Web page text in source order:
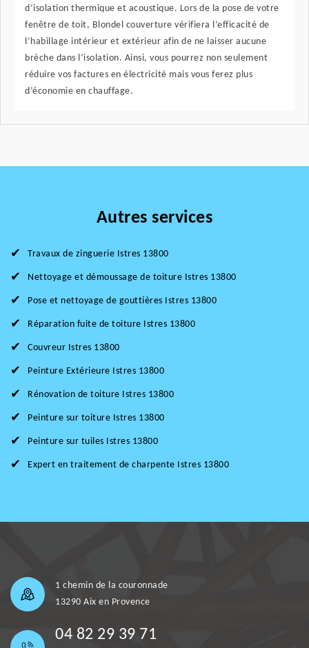
d’isolation thermique et acoustique. Lors de la pose de votre
fenêtre de toit, Blondel couverture vérifiera l’efficacité de
l’habillage intérieur et extérieur afin de ne laisser aucune
brèche dans l’isolation. Ainsi, vous pourrez non seulement
réduire vos factures en électricité mais vous ferez plus
d’économie en chauffage.
Autres services
Travaux de zinguerie Istres 13800
Nettoyage et démoussage de toiture Istres 13800
Pose et nettoyage de gouttières Istres 13800
Réparation fuite de toiture Istres 13800
Couvreur Istres 13800
Peinture Extérieure Istres 13800
Rénovation de toiture Istres 13800
Peinture sur toiture Istres 13800
Peinture sur tuiles Istres 13800
Expert en traitement de charpente Istres 13800
1 chemin de la couronnade
13290 Aix en Provence
04 82 29 39 71